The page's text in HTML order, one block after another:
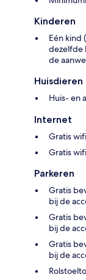
Kinderen
Eén kind
dezelfde
de
Huisdieren
Huis- en
Internet
Gratis
Gratis
Parkeren
Gratis
bij de
Gratis
bij de
Gratis
bij de